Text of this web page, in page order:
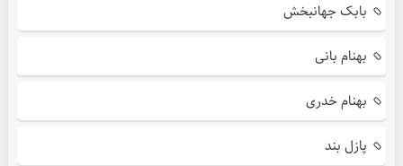
بابک جهانبخش
بهنام بانی
بهنام خدری
پازل بند